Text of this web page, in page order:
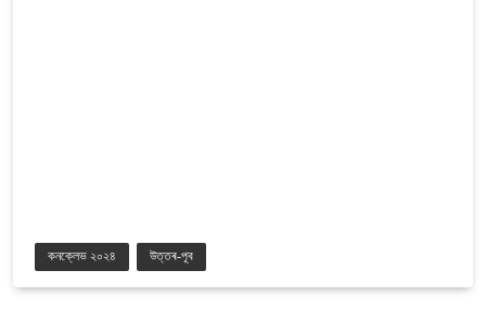
কনক্লেভ ২০২৪ উত্তৰ-পূব